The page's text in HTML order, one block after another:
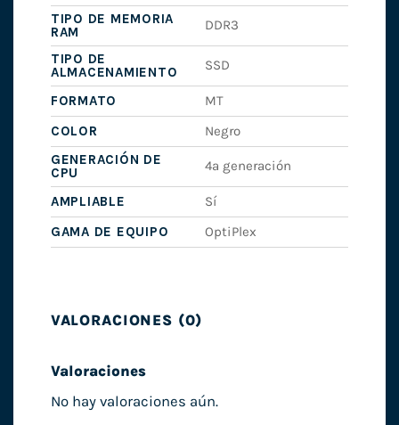
TIPO DE MEMORIA
RAM
DDR3
TIPO DE
ALMACENAMIENTO
SSD
FORMATO
MT
COLOR
Negro
GENERACIÓN DE
CPU
4ª generación
AMPLIABLE
Sí
GAMA DE EQUIPO
OptiPlex
VALORACIONES (0)
Valoraciones
No hay valoraciones aún.